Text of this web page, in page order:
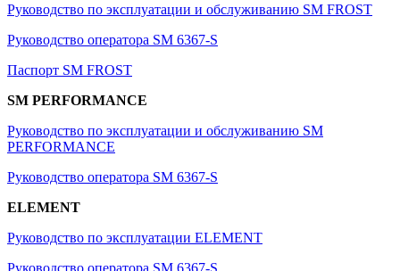
Руководство по эксплуатации и обслуживанию SM FROST
Руководство оператора SM 6367-S
Паспорт SM FROST
SM PERFORMANCE
Руководство по эксплуатации и обслуживанию SM
PERFORMANCE
Руководство оператора SM 6367-S
ELEMENT
Руководство по эксплуатации ELEMENT
Руководство оператора SM 6367-S